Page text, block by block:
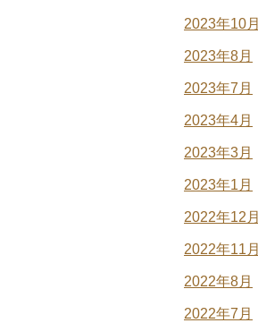
2023年10月
2023年8月
2023年7月
2023年4月
2023年3月
2023年1月
2022年12月
2022年11月
2022年8月
2022年7月